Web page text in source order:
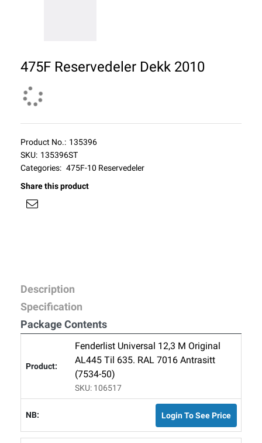
475F Reservedeler Dekk 2010
Product No.: 135396
SKU: 135396ST
Categories: 475F-10 Reservedeler
Share this product
Description
Specification
Package Contents
Fenderlist Universal 12,3 M Original
AL445 Til 635. RAL 7016 Antrasitt
(7534-50)
SKU: 106517
Login To See Price